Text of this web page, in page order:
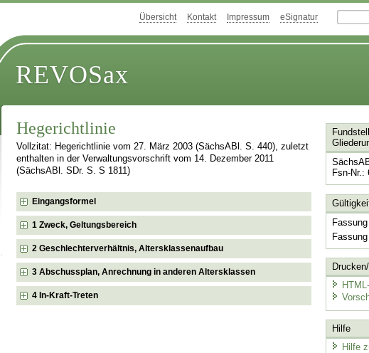
Übersicht Kontakt Impressum eSignatur
REVOSax
Hegerichtlinie
Vollzitat: Hegerichtlinie vom 27. März 2003 (SächsABl. S. 440), zuletzt
enthalten in der Verwaltungsvorschrift vom 14. Dezember 2011
(SächsABl. SDr. S. S 1811)
Eingangsformel
1 Zweck, Geltungsbereich
2 Geschlechterverhältnis, Altersklassenaufbau
3 Abschussplan, Anrechnung in anderen Altersklassen
4 In-Kraft-Treten
Fsn-Nr.:
Hilfe
Hilfe